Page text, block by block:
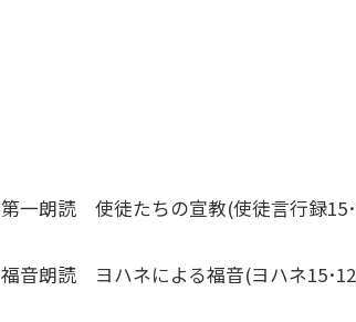
第一朗読 使徒たちの宣教(使徒言行録15
福音朗読 ヨハネによる福音(ヨハネ15･